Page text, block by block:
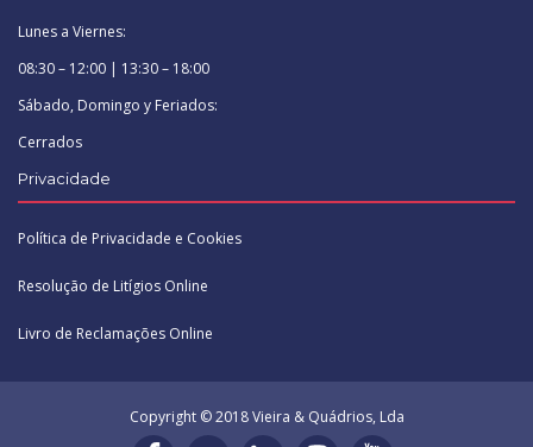
Lunes a Viernes:
08:30 – 12:00 | 13:30 – 18:00
Sábado, Domingo y Feriados:
Cerrados
Privacidade
Política de Privacidade e Cookies
Resolução de Litígios Online
Livro de Reclamações Online
Copyright © 2018 Vieira & Quádrios, Lda